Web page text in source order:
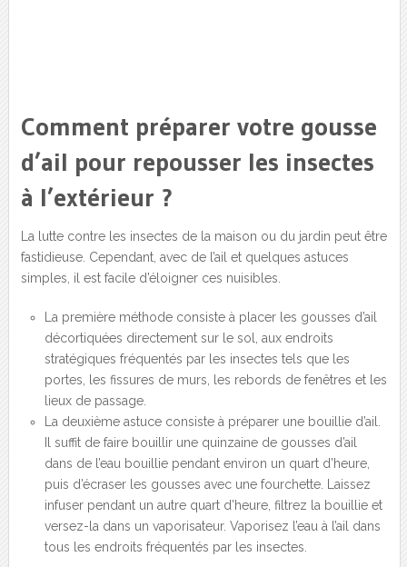
Comment préparer votre gousse
d’ail pour repousser les insectes
à l’extérieur ?
La lutte contre les insectes de la maison ou du jardin peut être
fastidieuse. Cependant, avec de l’ail et quelques astuces
simples, il est facile d’éloigner ces nuisibles.
La première méthode consiste à placer les gousses d’ail
décortiquées directement sur le sol, aux endroits
stratégiques fréquentés par les insectes tels que les
portes, les fissures de murs, les rebords de fenêtres et les
lieux de passage.
La deuxième astuce consiste à préparer une bouillie d’ail.
Il suffit de faire bouillir une quinzaine de gousses d’ail
dans de l’eau bouillie pendant environ un quart d’heure,
puis d’écraser les gousses avec une fourchette. Laissez
infuser pendant un autre quart d’heure, filtrez la bouillie et
versez-la dans un vaporisateur. Vaporisez l’eau à l’ail dans
tous les endroits fréquentés par les insectes.